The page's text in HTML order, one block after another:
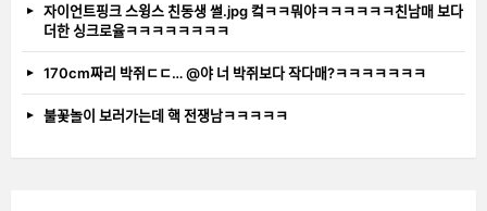
자이언트핑크 스윙스 친동생 썰.jpg 컼ㅋㅋ뭐야ㅋㅋㅋㅋㅋㅋ친남매 보다
더한 싱크로율ㅋㅋㅋㅋㅋㅋㅋㅋ
170cm짜리 박쥐ㄷㄷ… @야 너 박쥐보다 작다매?ㅋㅋㅋㅋㅋㅋㅋ
불꽃놀이 보러가는데 핵 전쟁남ㅋㅋㅋㅋㅋ